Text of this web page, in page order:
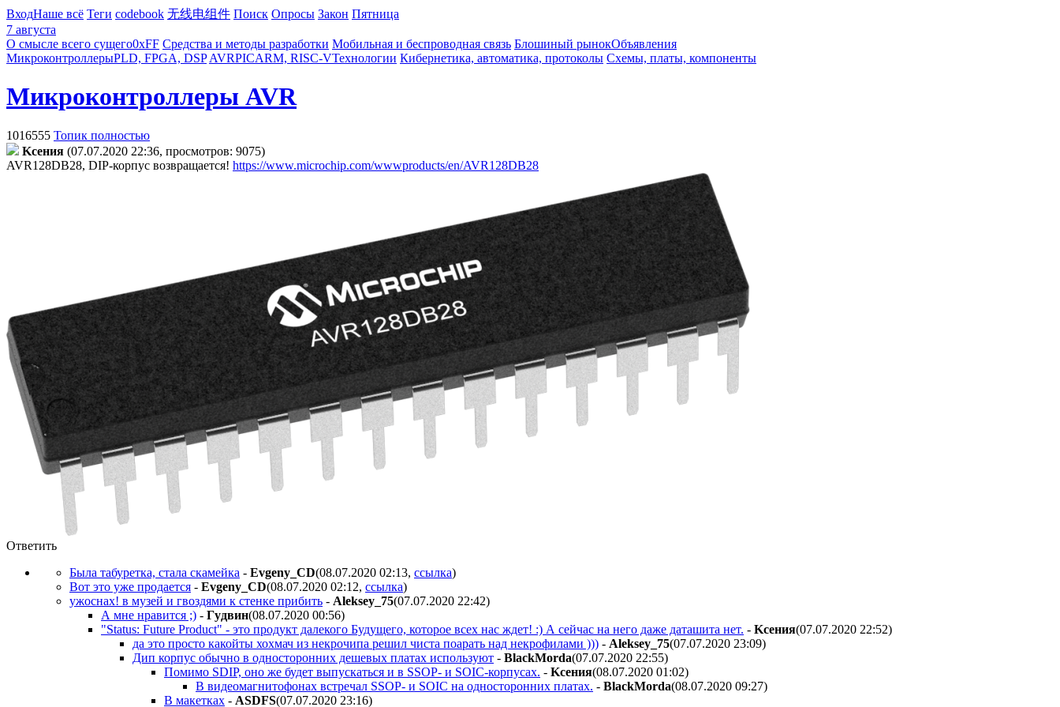
ВходНаше всё Теги codebook 无线电组件 Поиск Опросы Закон Пятница
7 августа
О смысле всего сущего0xFF Средства и методы разработки Мобильная и беспроводная связь Блошиный рынокОбъявления
МикроконтроллерыPLD, FPGA, DSP AVRPICARM, RISC-VТехнологии Кибернетика, автоматика, протоколы Схемы, платы, компоненты
Микроконтроллеры AVR
1016555 Топик полностью
Kceния (07.07.2020 22:36, просмотров: 9075)
AVR128DB28, DIP-корпус возвращается! https://www.microchip.com/wwwproducts/en/AVR128DB28
Ответить
Была табуретка, стала скамейка - Evgeny_CD(08.07.2020 02:13, ссылка)
Вот это уже продается - Evgeny_CD(08.07.2020 02:12, ссылка)
ужоснах! в музей и гвоздями к стенке прибить - Aleksey_75(07.07.2020 22:42)
А мне нравится ;) - Гyдвин(08.07.2020 00:56)
"Status: Future Product" - это продукт далекого Будущего, которое всех нас ждет! :) А сейчас на него даже даташита нет. - Kceния(07.07.2020 22:52)
да это просто какойты хохмач из некрочипа решил чиста поарать над некрофилами ))) - Aleksey_75(07.07.2020 23:09)
Дип корпус обычно в односторонних дешевых платах используют - BlackMorda(07.07.2020 22:55)
Помимо SDIP, оно же будет выпускаться и в SSOP- и SOIC-корпусах. - Kceния(08.07.2020 01:02)
В видеомагнитофонах встречал SSOP- и SOIC на односторонних платах. - BlackMorda(08.07.2020 09:27)
В макетках - ASDFS(07.07.2020 23:16)